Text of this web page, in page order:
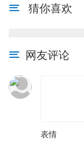
猜你喜欢
网友评论
表情